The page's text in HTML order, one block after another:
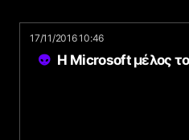
17/11/2016 10:46
Η Microsoft μέλος